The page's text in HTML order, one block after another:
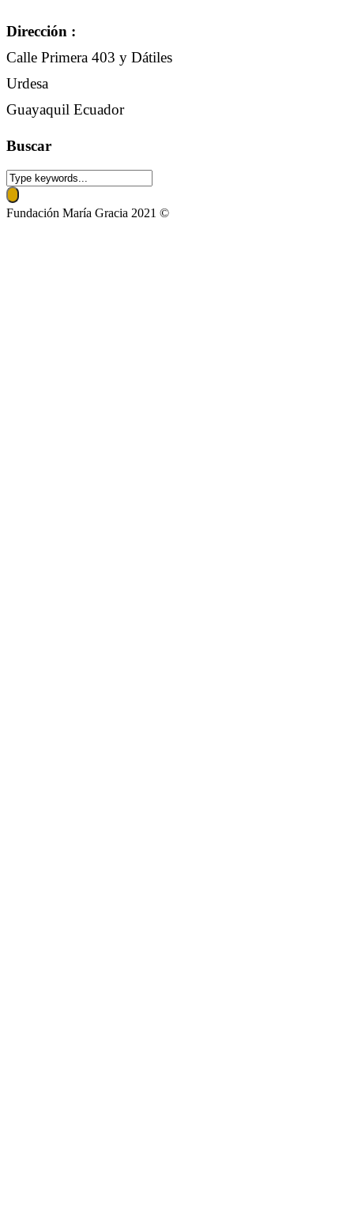
Dirección :
Calle Primera 403 y Dátiles
Urdesa
Guayaquil Ecuador
Buscar
Fundación María Gracia 2021 ©